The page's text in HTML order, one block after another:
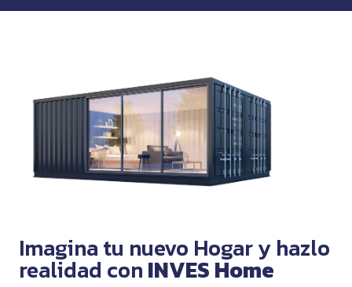
Imagina tu nuevo Hogar y hazlo
realidad conINVES Home